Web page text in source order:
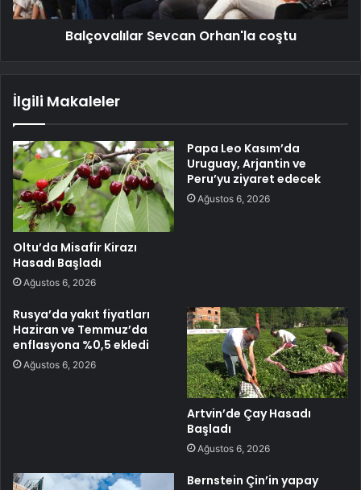
Balçovalılar Sevcan Orhan'la coştu
İlgili Makaleler
Oltu’da Misafir Kirazı
Hasadı Başladı
Ağustos 6, 2026
Papa Leo Kasım’da
Uruguay, Arjantin ve
Peru’yu ziyaret edecek
Ağustos 6, 2026
Rusya’da yakıt fiyatları
Haziran ve Temmuz’da
enflasyona %0,5 ekledi
Ağustos 6, 2026
Artvin’de Çay Hasadı
Başladı
Ağustos 6, 2026
Bernstein Çin’in yapay